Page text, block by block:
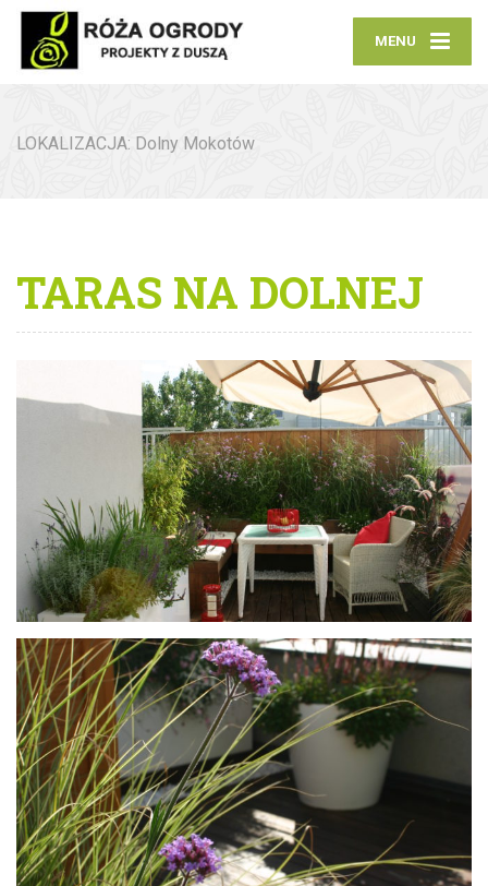
MENU
LOKALIZACJA: Dolny Mokotów
TARAS NA DOLNEJ